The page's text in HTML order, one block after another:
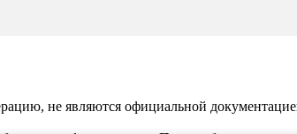
не являются официальной